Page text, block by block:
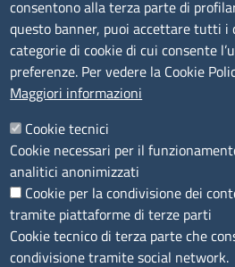
Bilanci
Concorsi e selezioni
Procedimenti
Provvedimenti
Seguici su
Sito web
Accesso riservato
consentono alla terza parte di
questo banner, puoi accettare tutti i
categorie di cookie di cui consente
preferenze. Per vedere la Cookie
Maggiori informazioni
Cookie tecnici
Cookie necessari per il
analitici anonimizzati
Cookie per la condivisione dei
tramite piattaforme di terze parti
Cookie tecnico di terza parte che
condivisione tramite social network.